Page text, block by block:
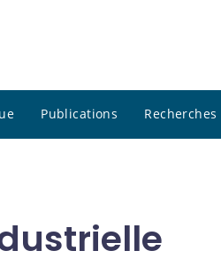
Publications Recherches